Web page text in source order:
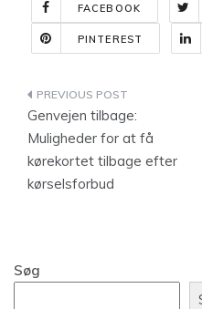
FACEBOOK
PINTEREST
Genvejen tilbage:
Muligheder for at få
kørekortet tilbage efter
kørselsforbud
Søg